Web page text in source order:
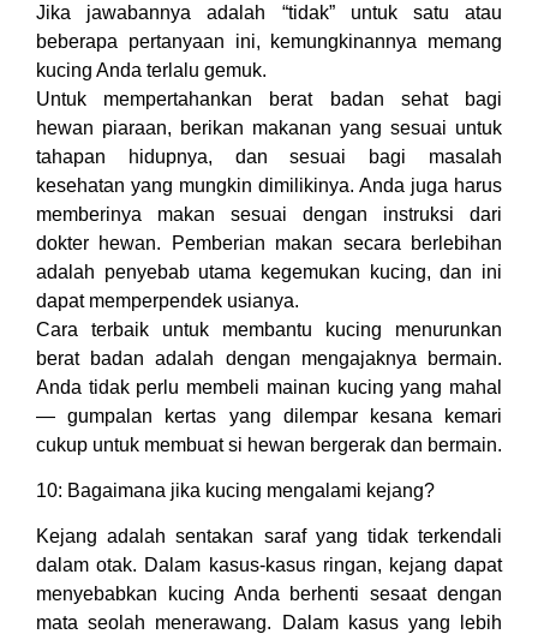
Jika jawabannya adalah “tidak” untuk satu atau
beberapa pertanyaan ini, kemungkinannya memang
kucing Anda terlalu gemuk.
Untuk mempertahankan berat badan sehat bagi
hewan piaraan, berikan makanan yang sesuai untuk
tahapan hidupnya, dan sesuai bagi masalah
kesehatan yang mungkin dimilikinya. Anda juga harus
memberinya makan sesuai dengan instruksi dari
dokter hewan. Pemberian makan secara berlebihan
adalah penyebab utama kegemukan kucing, dan ini
dapat memperpendek usianya.
Cara terbaik untuk membantu kucing menurunkan
berat badan adalah dengan mengajaknya bermain.
Anda tidak perlu membeli mainan kucing yang mahal
— gumpalan kertas yang dilempar kesana kemari
cukup untuk membuat si hewan bergerak dan bermain.
10: Bagaimana jika kucing mengalami kejang?
Kejang adalah sentakan saraf yang tidak terkendali
dalam otak. Dalam kasus-kasus ringan, kejang dapat
menyebabkan kucing Anda berhenti sesaat dengan
mata seolah menerawang. Dalam kasus yang lebih